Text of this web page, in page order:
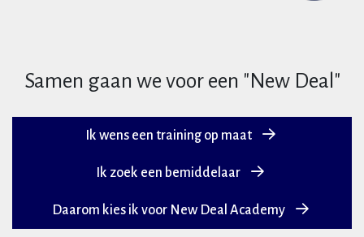
Samen gaan we voor een "New Deal"
Ik wens een training op maat
Ik zoek een bemiddelaar
Daarom kies ik voor New Deal Academy